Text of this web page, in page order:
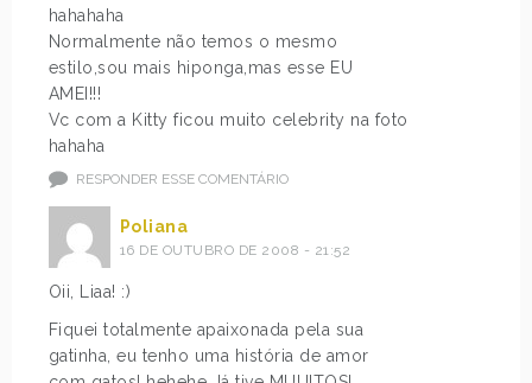
hahahaha
Normalmente não temos o mesmo
estilo,sou mais hiponga,mas esse EU
AMEI!!!
Vc com a Kitty ficou muito celebrity na foto
hahaha
RESPONDER ESSE COMENTÁRIO
Poliana
16 DE OUTUBRO DE 2008 - 21:52
Oii, Liaa! :)
Fiquei totalmente apaixonada pela sua
gatinha, eu tenho uma história de amor